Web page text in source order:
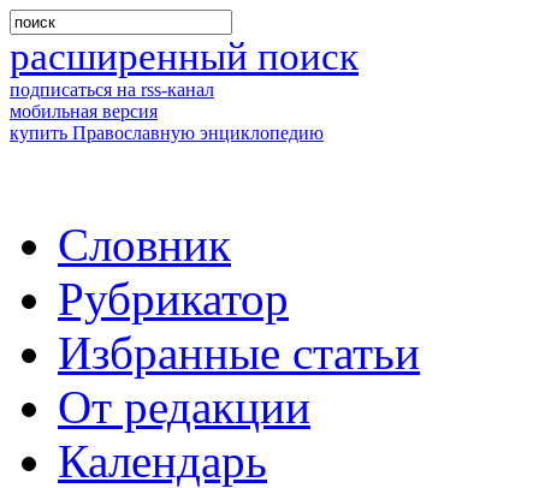
расширенный поиск
подписаться на rss-канал
мобильная версия
купить Православную энциклопедию
Словник
Рубрикатор
Избранные статьи
От редакции
Календарь